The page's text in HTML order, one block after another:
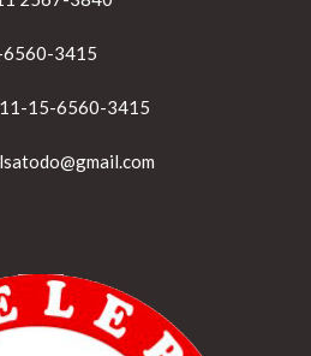
6560-3415
15-6560-3415